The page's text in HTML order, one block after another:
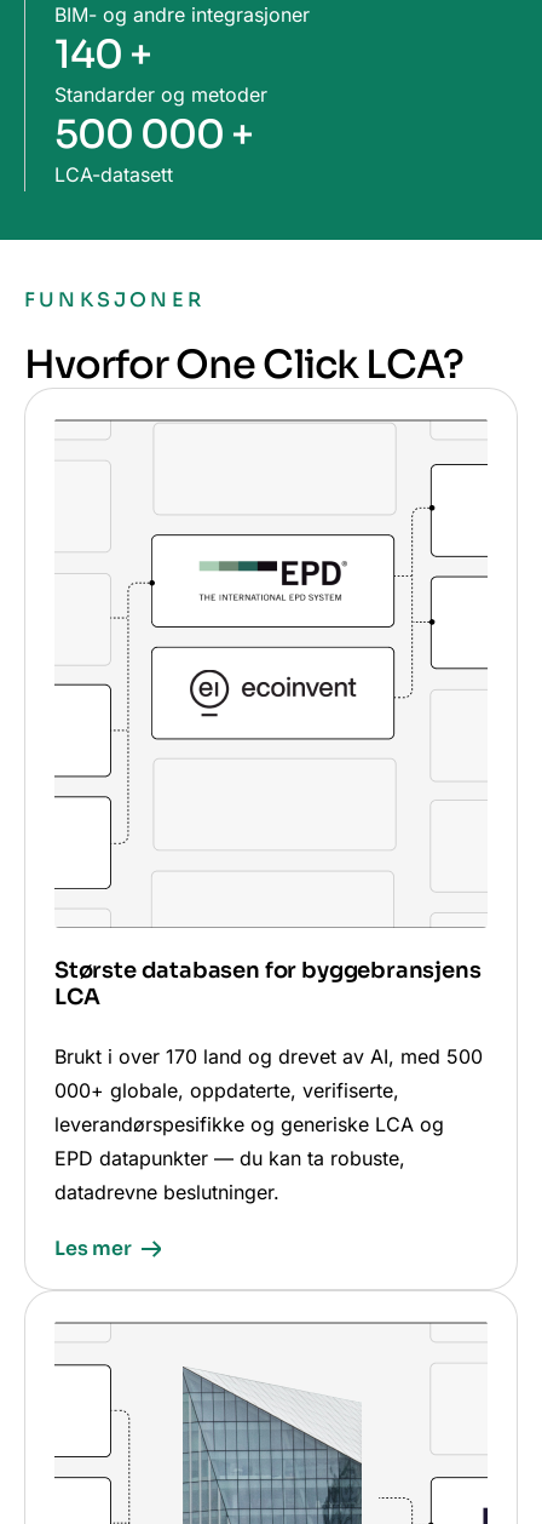
BIM- og andre integrasjoner
140 +
Standarder og metoder
500 000 +
LCA-datasett
FUNKSJONER
Hvorfor One Click LCA?
Største databasen for byggebransjens
LCA
Brukt i over 170 land og drevet av AI, med 500
000+ globale, oppdaterte, verifiserte,
leverandørspesifikke og generiske LCA og
EPD datapunkter — du kan ta robuste,
datadrevne beslutninger.
Les mer